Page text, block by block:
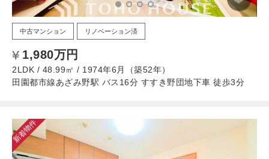
中古マンション リノベーション済
1,980万円
2LDK / 48.99㎡ / 1974年6月（築52年）
田園都市線あざみ野駅 バス16分 すすき野団地下車 徒歩3分
新着物件